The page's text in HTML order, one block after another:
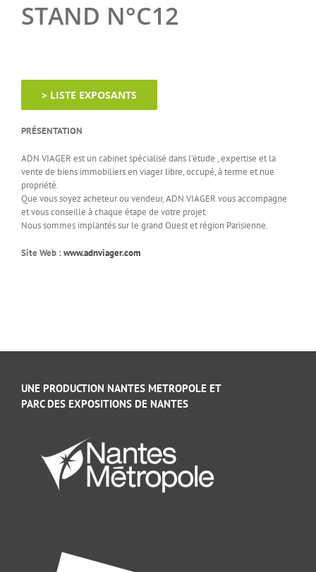
STAND N°C12
> LISTE EXPOSANTS
PRÉSENTATION
ADN VIAGER est un cabinet spécialisé dans l’étude , expertise et la
vente de biens immobiliers en viager libre, occupé, à terme et nue
propriété.
Que vous soyez acheteur ou vendeur, ADN VIAGER vous accompagne
et vous conseille à chaque étape de votre projet.
Nous sommes implantés sur le grand Ouest et région Parisienne.
Site Web : www.adnviager.com
UNE PRODUCTION NANTES METROPOLE ET
PARC DES EXPOSITIONS DE NANTES